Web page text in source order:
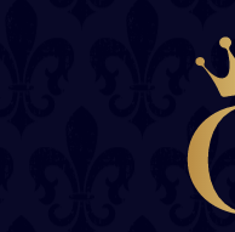
联系方式